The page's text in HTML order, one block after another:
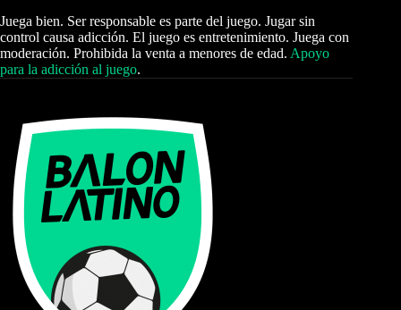
Juega bien. Ser responsable es parte del juego. Jugar sin
control causa adicción. El juego es entretenimiento. Juega con
moderación. Prohibida la venta a menores de edad. Apoyo
para la adicción al juego.